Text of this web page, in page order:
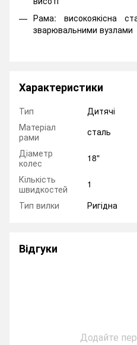
Рама: високоякісна
зварювальними вузлами
Характеристики
Тип
Дитячі
Матеріал
рами
сталь
Діаметр
колес
18"
Кількість
швидкостей
1
Тип вилки
Ригідна
Відгуки
Додайте